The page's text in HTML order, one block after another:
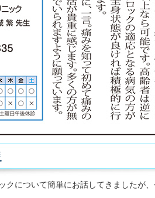
クについて簡単にお話してきましたが